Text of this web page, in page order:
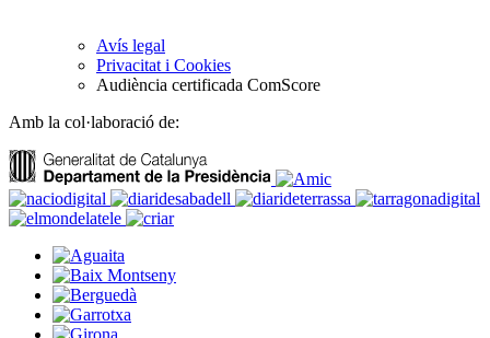
Avís legal
Privacitat i Cookies
Audiència certificada ComScore
Amb la col·laboració de: